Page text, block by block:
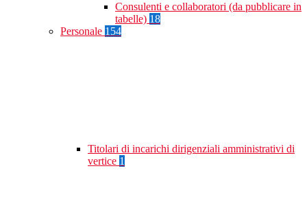
Consulenti e collaboratori (da pubblicare in
tabelle) 18
Personale 154
Titolari di incarichi dirigenziali amministrativi di
vertice 1